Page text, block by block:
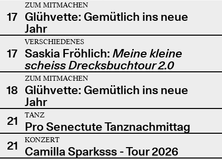
17
ZUM MITMACHEN
Glühvette: Gemütlich ins neue
Jahr
17
VERSCHIEDENES
Saskia Fröhlich: Meine kleine
scheiss Drecksbuchtour 2.0
18
ZUM MITMACHEN
Glühvette: Gemütlich ins neue
Jahr
21
TANZ
Pro Senectute Tanznachmittag
21
KONZERT
Camilla Sparksss - Tour 2026